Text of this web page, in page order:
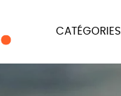
CATÉGORIES